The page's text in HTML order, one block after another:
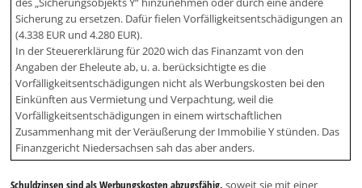
Sicherung zu ersetzen. Dafür fielen Vorfälligkeitsentschädigungen an
(4.338 EUR und 4.280 EUR).
In der Steuererklärung für 2020 wich das Finanzamt von den
Angaben der Eheleute ab, u. a. berücksichtigte es die
Vorfälligkeitsentschädigungen nicht als Werbungskosten bei den
Einkünften aus Vermietung und Verpachtung, weil die
Vorfälligkeitsentschädigungen in einem wirtschaftlichen
Zusammenhang mit der Veräußerung der Immobilie Y stünden. Das
Finanzgericht Niedersachsen sah das aber anders.